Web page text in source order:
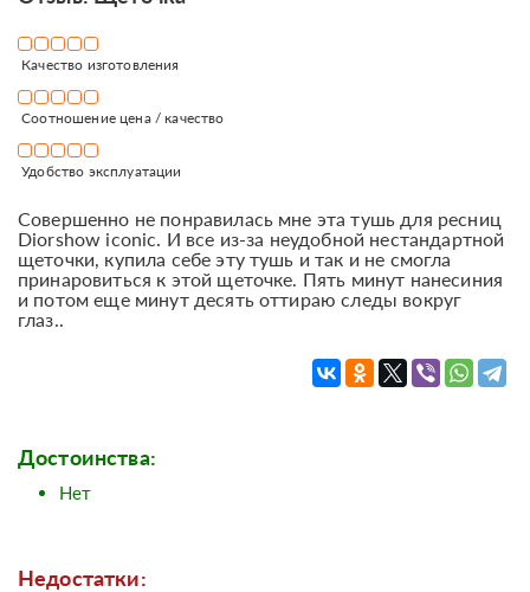
Качество изготовления
Соотношение цена / качество
Удобство эксплуатации
Совершенно не понравилась мне эта тушь для ресниц
Diorshow iconic. И все из-за неудобной нестандартной
щеточки, купила себе эту тушь и так и не смогла
принаровиться к этой щеточке. Пять минут нанесиния
и потом еще минут десять оттираю следы вокруг
глаз..
Достоинства:
Нет
Недостатки: